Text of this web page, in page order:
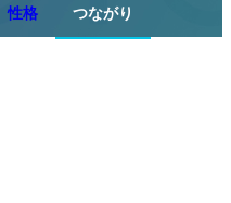
性格 つながり